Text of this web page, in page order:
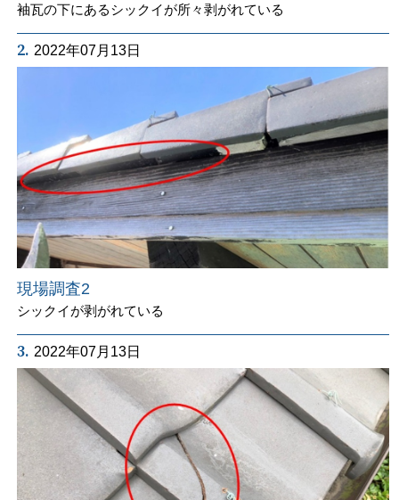
袖瓦の下にあるシックイが所々剥がれている
2. 2022年07月13日
現場調査2
シックイが剥がれている
3. 2022年07月13日